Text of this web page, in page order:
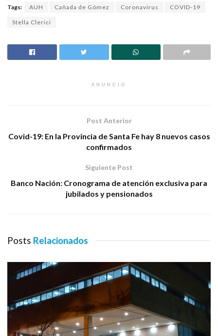
Tags: AUH Cañada de Gómez Coronavirus COVID-19
Stella Clerici
ANUNCIO
Post Anterior
Covid-19: En la Provincia de Santa Fe hay 8 nuevos casos
confirmados
Siguiente Post
Banco Nación: Cronograma de atención exclusiva para
jubilados y pensionados
Posts Relacionados